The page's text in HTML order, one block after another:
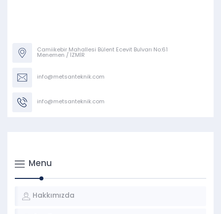
Camiikebir Mahallesi Bülent Ecevit Bulvarı No:61
Menemen / İZMİR
info@metsanteknik.com
info@metsanteknik.com
Menu
Hakkımızda